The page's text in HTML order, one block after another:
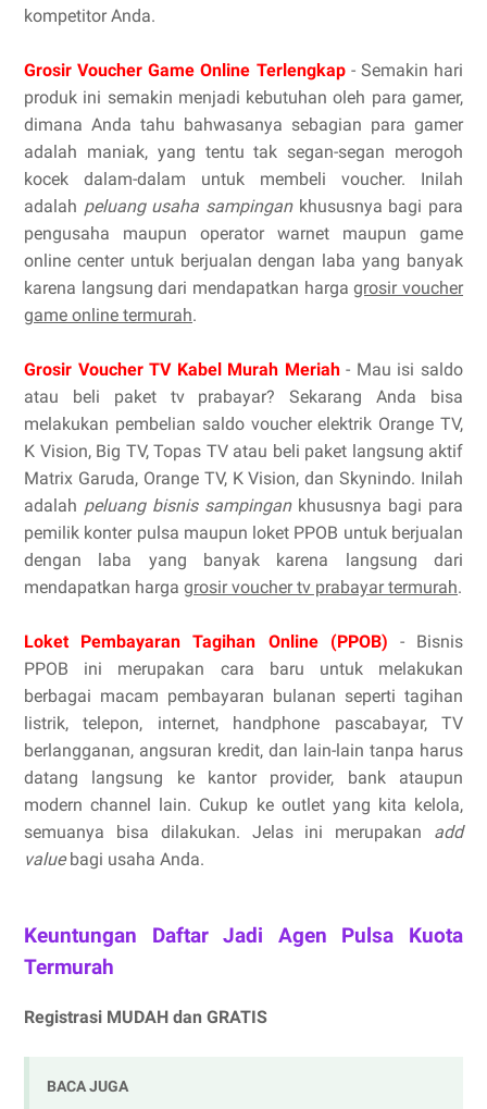
kompetitor Anda.
Grosir Voucher Game Online Terlengkap- Semakin hari
produk ini semakin menjadi kebutuhan oleh para gamer,
dimana Anda tahu bahwasanya sebagian para gamer
adalah maniak, yang tentu tak segan-segan merogoh
kocek dalam-dalam untuk membeli voucher. Inilah
adalah peluang usaha sampingankhususnya bagi para
pengusaha maupun operator warnet maupun game
online center untuk berjualan dengan laba yang banyak
karena langsung dari mendapatkan hargagrosir voucher
game online termurah.
Grosir Voucher TV Kabel Murah Meriah- Mau isi saldo
atau beli paket tv prabayar? Sekarang Anda bisa
melakukan pembelian saldo voucher elektrik Orange TV,
K Vision, Big TV, Topas TV atau beli paket langsung aktif
Matrix Garuda, Orange TV, K Vision, dan Skynindo. Inilah
adalah peluang bisnis sampingankhususnya bagi para
pemilik konter pulsa maupun loket PPOB untuk berjualan
dengan laba yang banyak karena langsung dari
mendapatkan harga grosir voucher tv prabayar termurah.
Loket Pembayaran Tagihan Online (PPOB) - Bisnis
PPOB ini merupakan cara baru untuk melakukan
berbagai macam pembayaran bulanan seperti tagihan
listrik, telepon, internet, handphone pascabayar, TV
berlangganan, angsuran kredit, dan lain-lain tanpa harus
datang langsung ke kantor provider, bank ataupun
modern channel lain. Cukup ke outlet yang kita kelola,
semuanya bisa dilakukan. Jelas ini merupakan add
valuebagi usaha Anda.
Keuntungan Daftar Jadi Agen Pulsa Kuota
Termurah
Registrasi MUDAH dan GRATIS
BACA JUGA